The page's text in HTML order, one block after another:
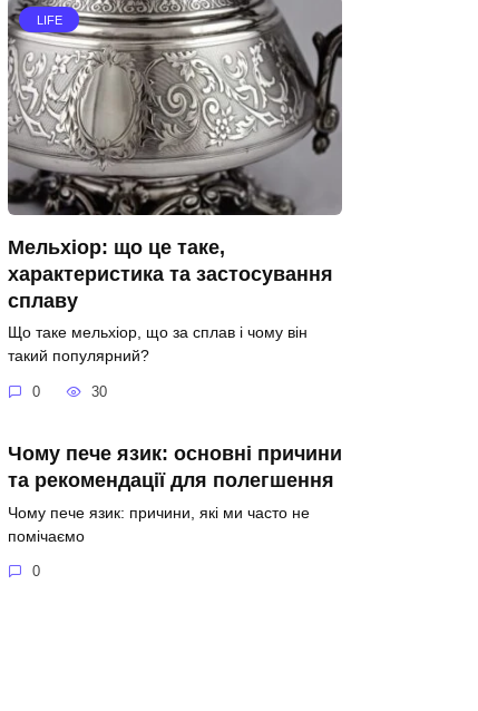
LIFE
Мельхіор: що це таке,
характеристика та застосування
сплаву
Що таке мельхіор, що за сплав і чому він
такий популярний?
0 30
Чому пече язик: основні причини
та рекомендації для полегшення
Чому пече язик: причини, які ми часто не
помічаємо
0